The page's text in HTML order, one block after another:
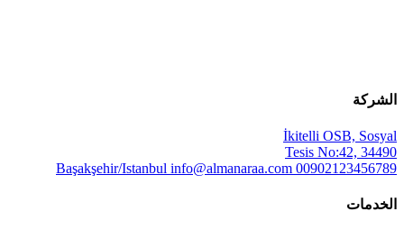
الشركة
İkitelli OSB, Sosyal
Tesis No:42, 34490
Başakşehir/Istanbul info@almanaraa.com 00902123456789
الخدمات